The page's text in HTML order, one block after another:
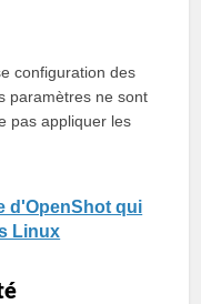
configuration des
paramètres ne sont
pas appliquer les
d'OpenShot qui
Linux